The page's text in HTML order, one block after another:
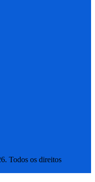
Todos os direitos